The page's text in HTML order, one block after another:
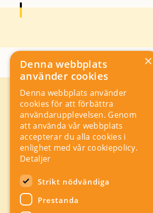
Kontakt
Storgatan 19, Box 5501,
114 85 Stockholm
Orgnr: 556625 – 8389
rad@industriarbetsgivarna.se
Rådgivning:08-762 67 70
Växel:08-762 67 55
Hitta snabbt
A-Ö
×
Denna webbplats
använder cookies
Denna webbplats använder
cookies för att förbättra
användarupplevelsen. Genom
att använda vår webbplats
accepterar du alla cookies i
enlighet med vår cookiepolicy.
Detaljer
Strikt nödvändiga
Prestanda